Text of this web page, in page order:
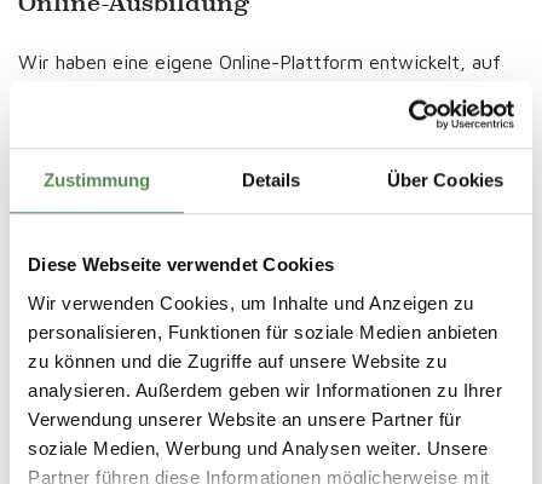
Zustimmung Details Über Cookies
Diese Webseite verwendet Cookies
Wir verwenden Cookies, um Inhalte und Anzeigen zu
personalisieren, Funktionen für soziale Medien anbieten
zu können und die Zugriffe auf unsere Website zu
analysieren. Außerdem geben wir Informationen zu Ihrer
Verwendung unserer Website an unsere Partner für
soziale Medien, Werbung und Analysen weiter. Unsere
Partner führen diese Informationen möglicherweise mit
Wir haben eine eigene Online-Plattform entwickelt, auf
Klassenzimmern unterrichtet werden und Zugang zu einer
Unterricht findet nach einem festen Zeitplan von 5
Stunden pro Tag statt.
Angewandtes Lernen